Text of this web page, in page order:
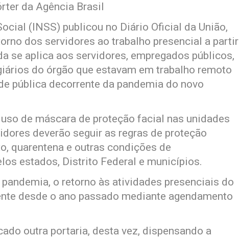
da Agência Brasil
(INSS) publicou no Diário Oficial da União,
dos servidores ao trabalho presencial a partir
se aplica aos servidores, empregados públicos,
do órgão que estavam em trabalho remoto
pública decorrente da pandemia do novo
de máscara de proteção facial nas unidades
deverão seguir as regras de proteção
quarentena e outras condições de
estados, Distrito Federal e municípios.
o retorno às atividades presenciais do
desde o ano passado mediante agendamento
outra portaria, desta vez, dispensando a